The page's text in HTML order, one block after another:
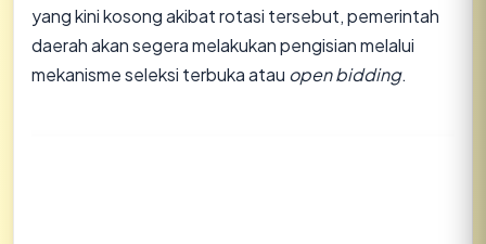
yang kini kosong akibat rotasi tersebut, pemerintah
daerah akan segera melakukan pengisian melalui
mekanisme seleksi terbuka atau open bidding.